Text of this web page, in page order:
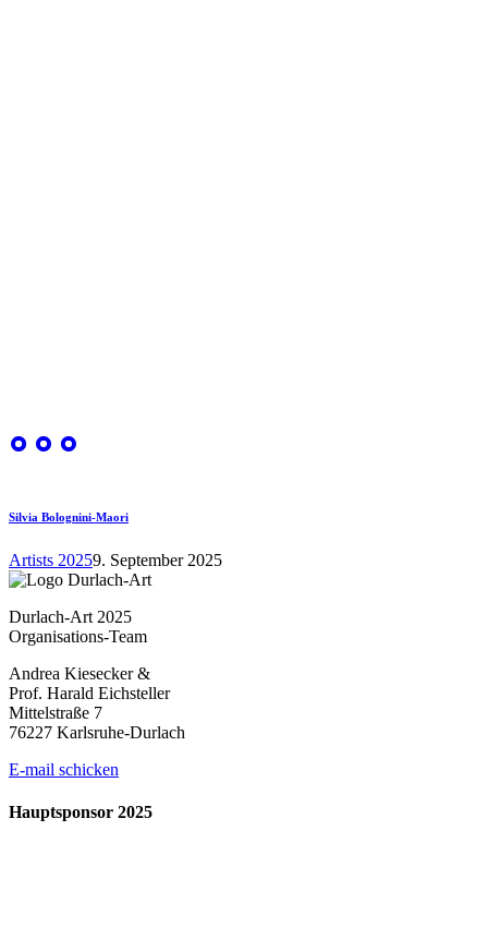
Silvia Bolognini-Maori
Artists 20259. September 2025
Durlach-Art 2025
Organisations-Team
Andrea Kiesecker &
Prof. Harald Eichsteller
Mittelstraße 7
76227 Karlsruhe-Durlach
E-mail schicken
Hauptsponsor 2025